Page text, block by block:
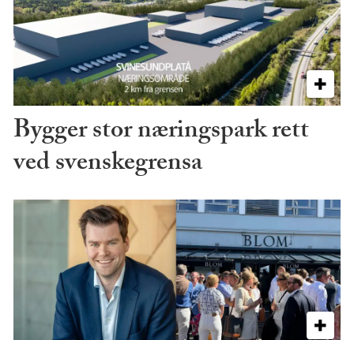
Bygger stor næringspark rett
ved svenskegrensa